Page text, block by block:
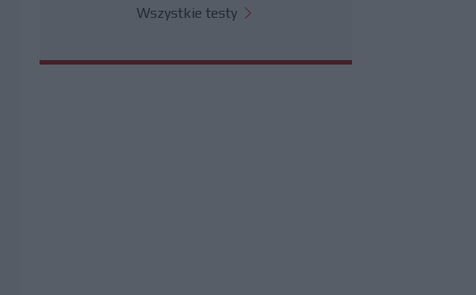
Wszystkie testy